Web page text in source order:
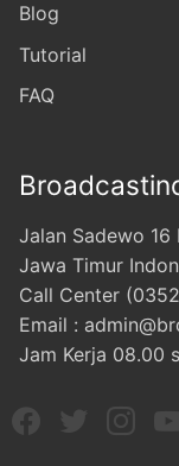
Blog
Tutorial
FAQ
Jalan Sadewo 16
Jawa Timur
Call Center
Email :
Jam Kerja 08.00